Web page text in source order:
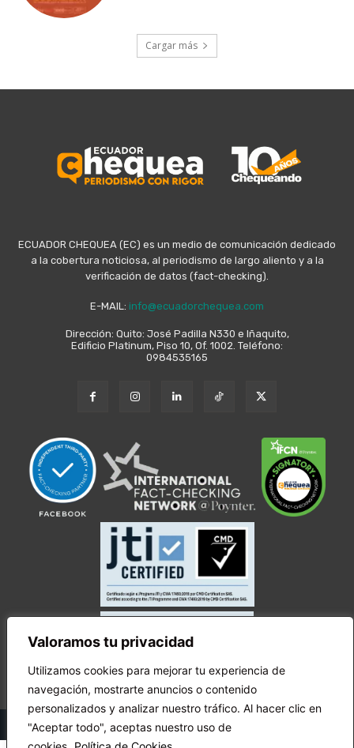
Valoramos tu privacidad
Utilizamos cookies para mejorar tu experiencia de
navegación, mostrarte anuncios o contenido
personalizados y analizar nuestro tráfico. Al hacer clic en
"Aceptar todo", aceptas nuestro uso de
Cargar más
ECUADOR CHEQUEA (EC) es un medio de comunicación dedicado
a la cobertura noticiosa, al periodismo de largo aliento y a la
verificación de datos (fact-checking).
E-MAIL: info@ecuadorchequea.com
Dirección: Quito: José Padilla N330 e Iñaquito,
Edificio Platinum, Piso 10, Of. 1002. Teléfono:
0984535165
© Copyright Ecuador Chequea 2025.